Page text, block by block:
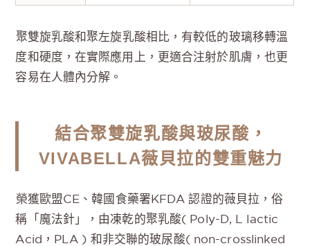
聚雙旋乳酸和聚左旋乳酸相比，有較低的玻璃移轉溫
度和硬度，在實際應用上，更適合注射於肌膚，也更
容易在人體內分解。
結合聚雙旋乳酸與玻尿酸，
VIVABELLA薇貝拉的雙重魅力
榮獲歐盟CE、韓國食藥署KFDA 認證的薇貝拉，俗
稱「魔法針」，由凍乾的聚乳酸( Poly-D, L lactic
Acid，PLA ) 和非交聯的玻尿酸( non-crosslinked